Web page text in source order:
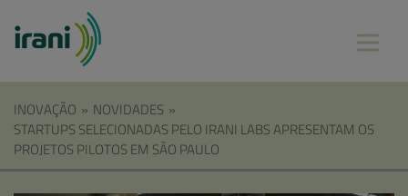
INOVAÇÃO » NOVIDADES »
STARTUPS SELECIONADAS PELO IRANI LABS APRESENTAM OS
PROJETOS PILOTOS EM SÃO PAULO